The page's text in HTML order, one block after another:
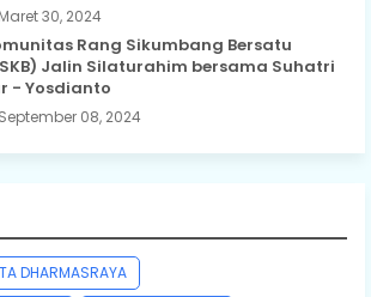
Maret 30, 2024
Rang Sikumbang Bersatu
Jalin Silaturahim bersama Suhatri
- Yosdianto
September 08, 2024
DHARMASRAYA